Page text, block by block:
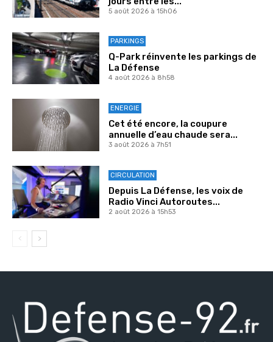
5 août 2026 à 15h06
PARKINGS
Q-Park réinvente les parkings de
La Défense
4 août 2026 à 8h58
ENERGIE
Cet été encore, la coupure
annuelle d’eau chaude sera...
3 août 2026 à 7h51
CIRCULATION
Depuis La Défense, les voix de
Radio Vinci Autoroutes...
2 août 2026 à 15h53